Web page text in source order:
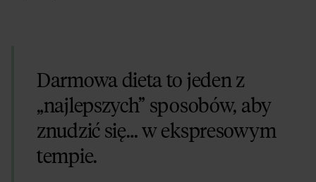
Darmowa dieta to jeden z
„najlepszych” sposobów, aby
znudzić się… w ekspresowym
tempie.